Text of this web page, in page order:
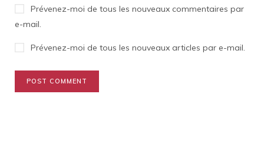
Prévenez-moi de tous les nouveaux commentaires par
e-mail.
Prévenez-moi de tous les nouveaux articles par e-mail.